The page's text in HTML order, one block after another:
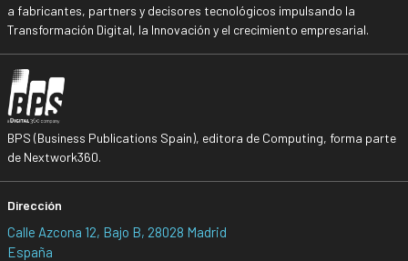
a fabricantes, partners y decisores tecnológicos impulsando la
Transformación Digital, la Innovación y el crecimiento empresarial.
BPS (Business Publications Spain), editora de Computing, forma parte
de Nextwork360.
Dirección
Calle Azcona 12, Bajo B, 28028 Madrid
España